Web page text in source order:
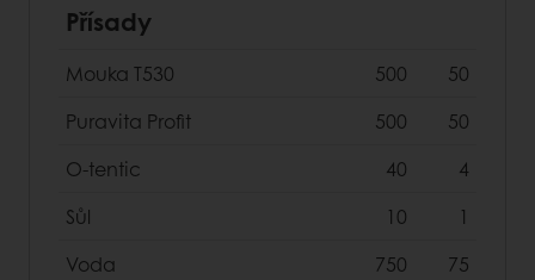
Přísady
Mouka T530 500
50
Puravita Profit
500
50
O-tentic
40
4
Sůl
10
1
Voda
750 75